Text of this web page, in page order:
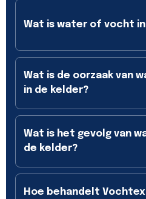
Wat is water of vocht
Wat is de oorzaak van
in de kelder?
Wat is het gevolg van
de kelder?
Hoe behandelt